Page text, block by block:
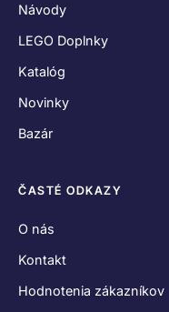
Návody
LEGO Doplnky
Katalóg
Novinky
Bazár
ČASTÉ ODKAZY
O nás
Kontakt
Hodnotenia zákazníkov